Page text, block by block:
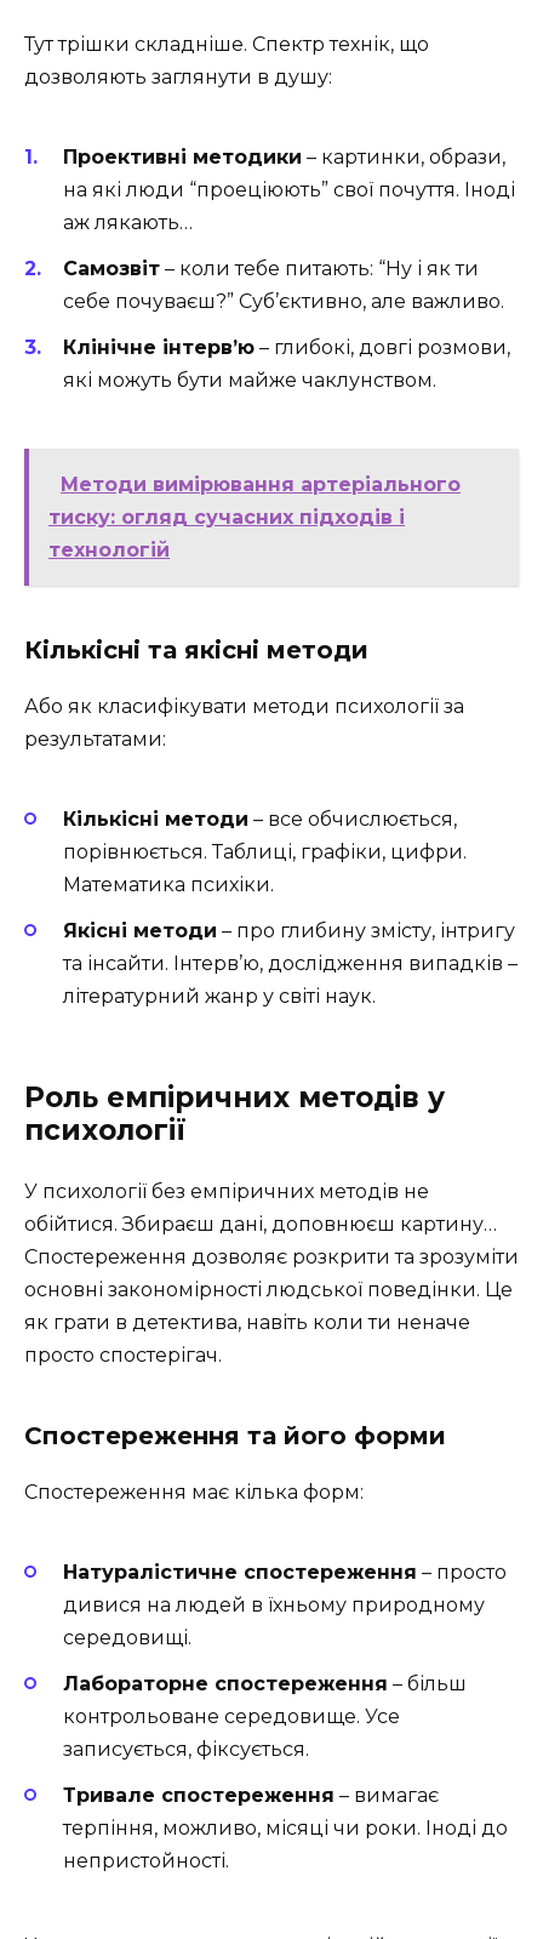
Тут трішки складніше. Спектр технік, що
дозволяють заглянути в душу:
Проективні методики – картинки, образи,
на які люди “проеціюють” свої почуття. Іноді
аж лякають…
Самозвіт – коли тебе питають: “Ну і як ти
себе почуваєш?” Суб’єктивно, але важливо.
Клінічне інтерв’ю – глибокі, довгі розмови,
які можуть бути майже чаклунством.
Методи вимірювання артеріального
тиску: огляд сучасних підходів і
технологій
Кількісні та якісні методи
Або як класифікувати методи психології за
результатами:
Кількісні методи – все обчислюється,
порівнюється. Таблиці, графіки, цифри.
Математика психіки.
Якісні методи – про глибину змісту, інтригу
та інсайти. Інтерв’ю, дослідження випадків –
літературний жанр у світі наук.
Роль емпіричних методів у
психології
У психології без емпіричних методів не
обійтися. Збираєш дані, доповнюєш картину…
Спостереження дозволяє розкрити та зрозуміти
основні закономірності людської поведінки. Це
як грати в детектива, навіть коли ти неначе
просто спостерігач.
Спостереження та його форми
Спостереження має кілька форм:
Натуралістичне спостереження – просто
дивися на людей в їхньому природному
середовищі.
Лабораторне спостереження – більш
контрольоване середовище. Усе
записується, фіксується.
Тривале спостереження – вимагає
терпіння, можливо, місяці чи роки. Іноді до
непристойності.